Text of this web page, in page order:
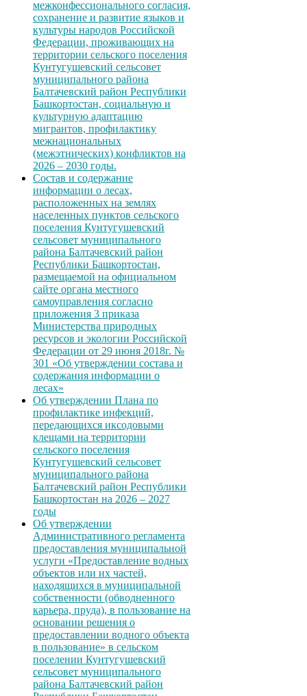
межконфессионального согласия,
сохранение и развитие языков и
культуры народов Российской
Федерации, проживающих на
территории сельского поселения
Кунтугушевский сельсовет
муниципального района
Балтачевский район Республики
Башкортостан, социальную и
культурную адаптацию
мигрантов, профилактику
межнациональных
(межэтнических) конфликтов на
2026 – 2030 годы.
Состав и содержание
информации о лесах,
расположенных на землях
населенных пунктов сельского
поселения Кунтугушевский
сельсовет муниципального
района Балтачевский район
Республики Башкортостан,
размещаемой на официальном
сайте органа местного
самоуправления согласно
приложения 3 приказа
Министерства природных
ресурсов и экологии Российской
Федерации от 29 июня 2018г. №
301 «Об утверждении состава и
содержания информации о
лесах»
Об утверждении Плана по
профилактике инфекций,
передающихся иксодовыми
клещами на территории
сельского поселения
Кунтугушевский сельсовет
муниципального района
Балтачевский район Республики
Башкортостан на 2026 – 2027
годы
Об утверждении
Административного регламента
предоставления муниципальной
услуги «Предоставление водных
объектов или их частей,
находящихся в муниципальной
собственности (обводненного
карьера, пруда), в пользование на
основании решения о
предоставлении водного объекта
в пользование» в сельском
поселении Кунтугушевский
сельсовет муниципального
района Балтачевский район